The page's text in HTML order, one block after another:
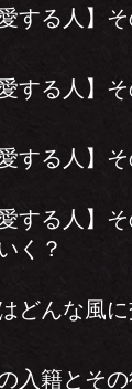
する人】
する人】
する人】
する人】
く？
どんな風
入籍とそ